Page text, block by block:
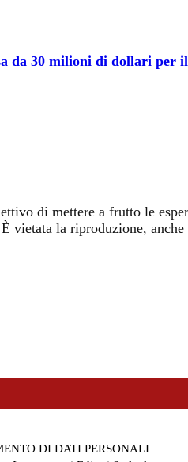
da 30 milioni di dollari per il
di mettere a frutto le
vietata la riproduzione,
DI DATI PERSONALI